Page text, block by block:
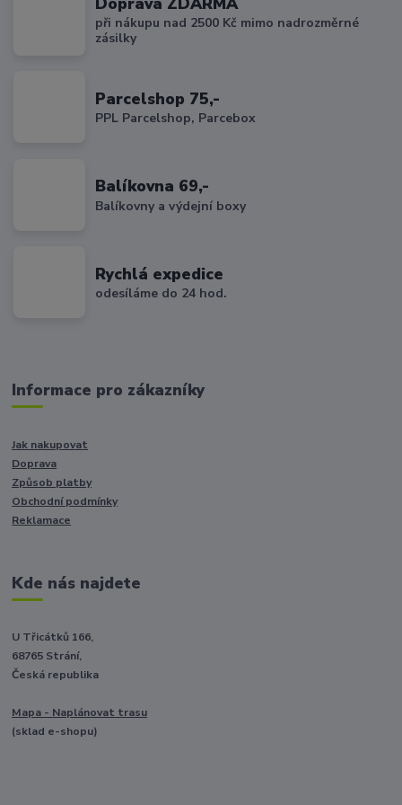
při nákupu nad 2500 Kč mimo nadrozměrné
zásilky
Parcelshop 75,-
PPL Parcelshop, Parcebox
Balíkovna 69,-
Balíkovny a výdejní boxy
Rychlá expedice
odesíláme do 24 hod.
Informace pro zákazníky
Jak nakupovat
Doprava
Způsob platby
Obchodní podmínky
Reklamace
Kde nás najdete
U Třicátků 166,
68765 Strání,
Česká republika
Mapa - Naplánovat trasu
(sklad e-shopu)